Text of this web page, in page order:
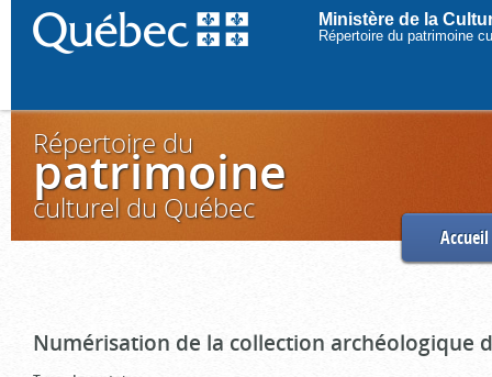
Ministère de la
Répertoire du patrimoine
Répertoire du
patrimoine
culturel du Québec
Accueil
Numérisation de la collection archéologique